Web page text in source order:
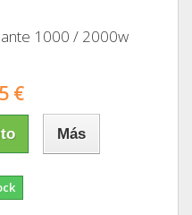
1000 / 2000w
€
Más